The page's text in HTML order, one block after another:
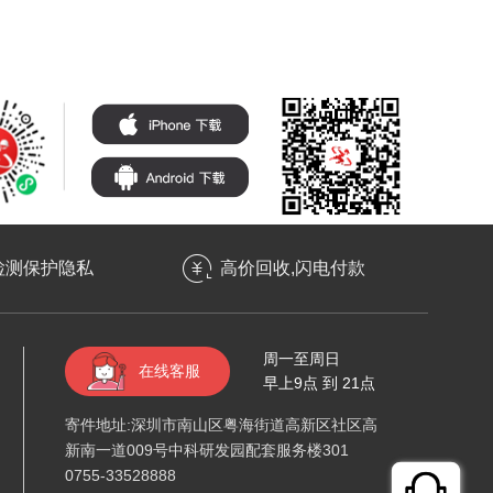
测保护隐私 高价回收,闪电付款
在线客服
周一至周日
早上9点 到 21点
寄件地址:深圳市南山区粤海街道高新区社区高
新南一道009号中科研发园配套服务楼301
0755-33528888